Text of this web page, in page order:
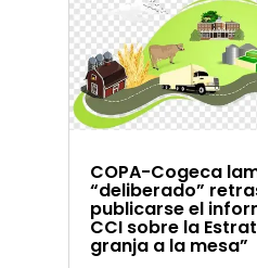
COPA-Cogeca
“deliberado”
publicarse el
CCI sobre la
granja a la mesa”